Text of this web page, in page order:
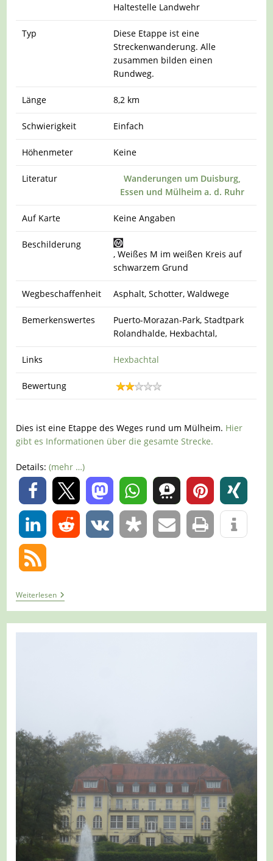
Haltestelle Landwehr
Typ
Diese Etappe ist eine
Streckenwanderung. Alle
zusammen bilden einen
Rundweg.
Länge 8,2 km
Schwierigkeit Einfach
Höhenmeter Keine
Literatur
Wanderungen um Duisburg,
Essen und Mülheim a. d. Ruhr
Auf Karte Keine Angaben
Beschilderung
, Weißes M im weißen Kreis auf
schwarzem Grund
Wegbeschaffenheit Asphalt, Schotter, Waldwege
Bemerkenswertes
Puerto-Morazan-Park, Stadtpark
Rolandhalde, Hexbachtal,
Links Hexbachtal
Bewertung
Dies ist eine Etappe des Weges rund um Mülheim. Hier
gibt es Informationen über die gesamte Strecke.
Details:(mehr …)
0
0
WeiterlesenTour
605
–
Mülheim
–
Grenze
Borbeck-
Aktienstraße